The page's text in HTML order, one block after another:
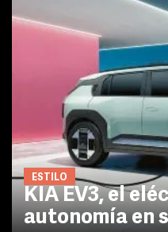
ESTILO
KIA EV3, el
autonomía en